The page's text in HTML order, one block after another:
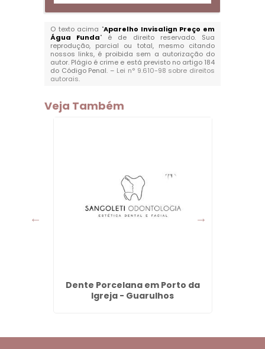
O texto acima "Aparelho Invisalign Preço em
Água Funda" é de direito reservado. Sua
reprodução, parcial ou total, mesmo citando
nossos links, é proibida sem a autorização do
autor. Plágio é crime e está previsto no artigo 184
do Código Penal. – Lei n° 9.610-98 sobre direitos
autorais.
Veja Também
Dente Porcelana em Porto da
Igreja - Guarulhos